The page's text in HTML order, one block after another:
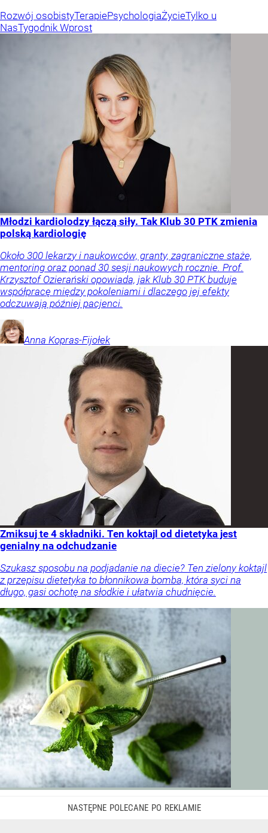
Rozwój osobistyTerapiePsychologiaŻycieTylko u
NasTygodnik Wprost
Młodzi kardiolodzy łączą siły. Tak Klub 30 PTK zmienia
polską kardiologię
Około 300 lekarzy i naukowców, granty, zagraniczne staże,
mentoring oraz ponad 30 sesji naukowych rocznie. Prof.
Krzysztof Ozierański opowiada, jak Klub 30 PTK buduje
współpracę między pokoleniami i dlaczego jej efekty
odczuwają później pacjenci.
Anna Kopras-Fijołek
Zmiksuj te 4 składniki. Ten koktajl od dietetyka jest
genialny na odchudzanie
Szukasz sposobu na podjadanie na diecie? Ten zielony koktajl
z przepisu dietetyka to błonnikowa bomba, która syci na
długo, gasi ochotę na słodkie i ułatwia chudnięcie.